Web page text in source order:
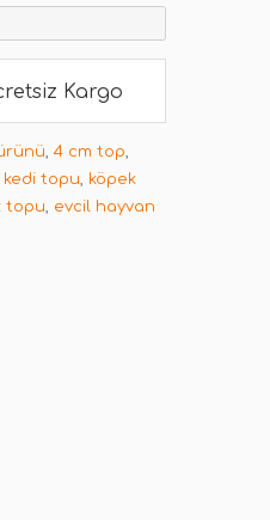
Kargo
, 4 cm top,
topu, köpek
topu, evcil hayvan